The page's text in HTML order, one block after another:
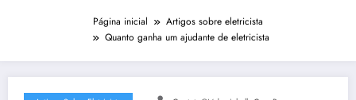
Página inicial
Artigos sobre eletricista
Quanto ganha um ajudante de eletricista